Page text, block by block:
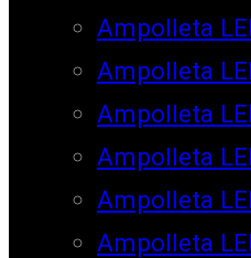
Ampolleta
Ampolleta
Ampolleta
Ampolleta
Ampolleta
Ampolleta